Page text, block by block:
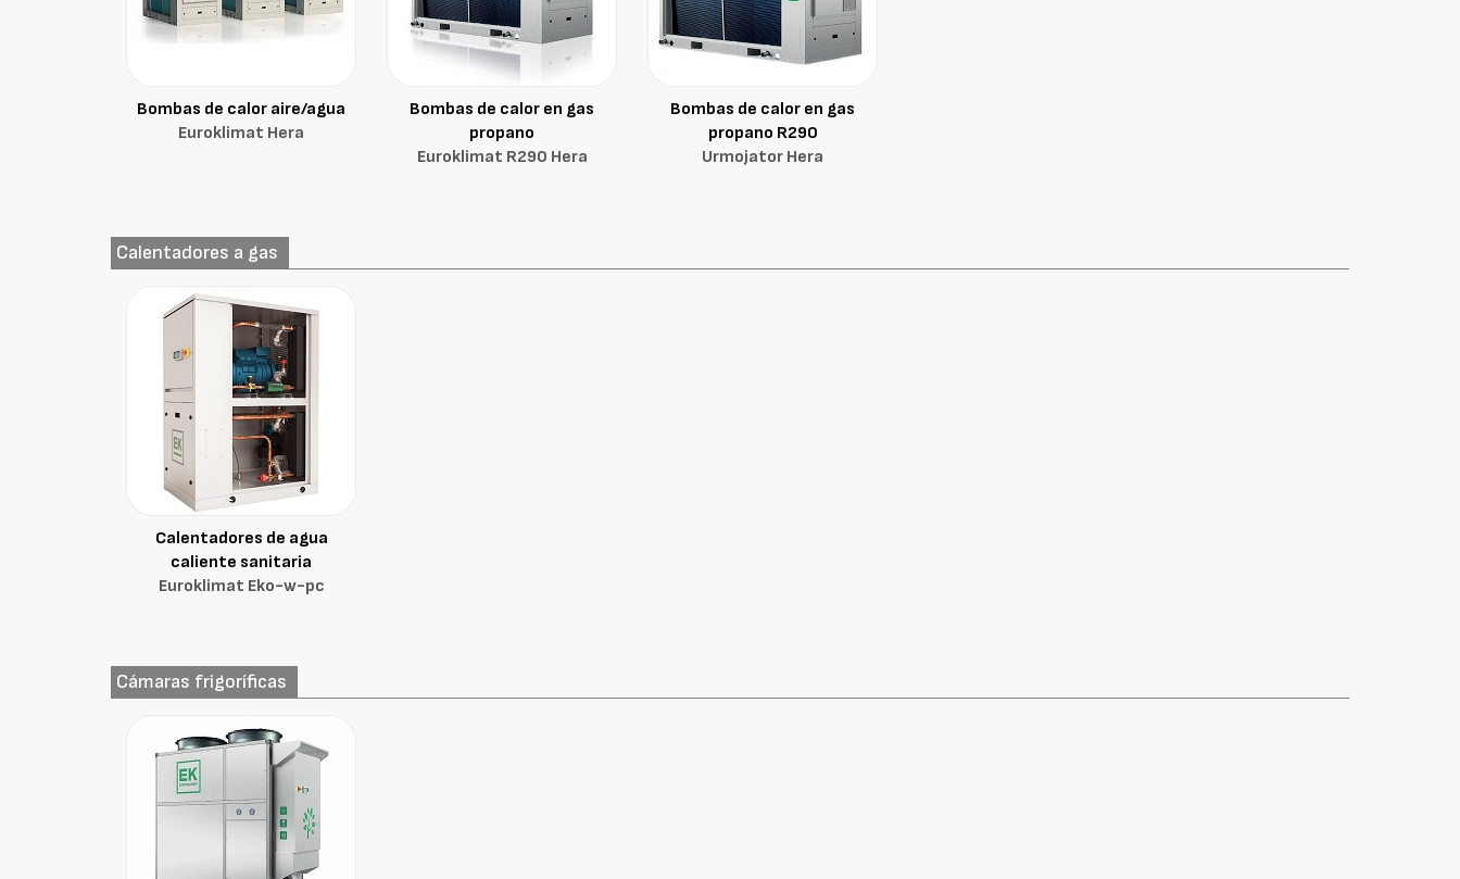
Bombas de calor aire/agua
Euroklimat Hera
Bombas de calor en gas
propano
Euroklimat R290 Hera
Bombas de calor en gas
propano R290
Urmojator Hera
Calentadores a gas
Calentadores de agua
caliente sanitaria
Euroklimat Eko-w-pc
Cámaras frigoríficas